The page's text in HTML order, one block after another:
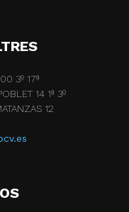
3º 17ª
14 1ª 3º
12